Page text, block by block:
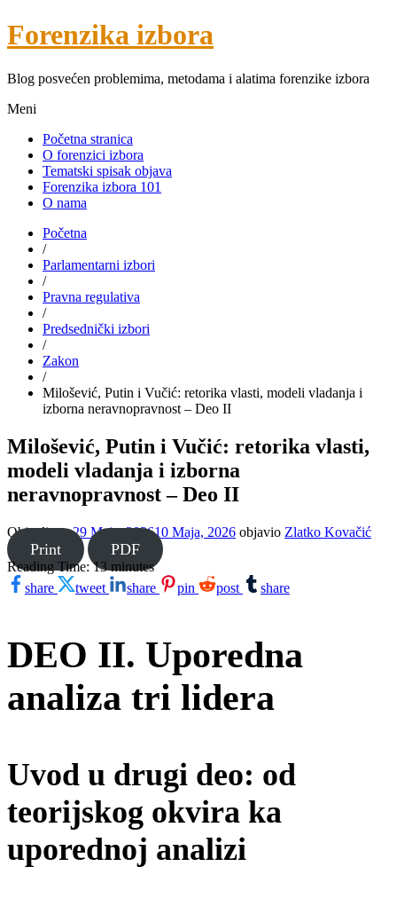
Forenzika izbora
Blog posvećen problemima, metodama i alatima forenzike izbora
Meni
Početna stranica
O forenzici izbora
Tematski spisak objava
Forenzika izbora 101
O nama
Početna
/
Parlamentarni izbori
/
Pravna regulativa
/
Predsednički izbori
/
Zakon
/
Milošević, Putin i Vučić: retorika vlasti, modeli vladanja i
izborna neravnopravnost – Deo II
Milošević, Putin i Vučić: retorika vlasti,
modeli vladanja i izborna
neravnopravnost – Deo II
Objavljeno29 Maja, 202610 Maja, 2026 objavio Zlatko Kovačić
Print PDF
Reading Time:13 minutes
share
tweet share pin post share
DEO II. Uporedna
analiza tri lidera
Uvod u drugi deo: od
teorijskog okvira ka
uporednoj analizi